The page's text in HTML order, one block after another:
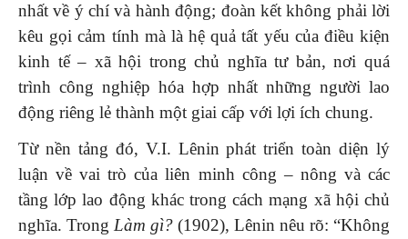
nhất về ý chí và hành động; đoàn kết không phải lời
kêu gọi cảm tính mà là hệ quả tất yếu của điều kiện
kinh tế – xã hội trong chủ nghĩa tư bản, nơi quá
trình công nghiệp hóa hợp nhất những người lao
động riêng lẻ thành một giai cấp với lợi ích chung.
Từ nền tảng đó, V.I. Lênin phát triển toàn diện lý
luận về vai trò của liên minh công – nông và các
tầng lớp lao động khác trong cách mạng xã hội chủ
nghĩa. Trong Làm gì? (1902), Lênin nêu rõ: “Không